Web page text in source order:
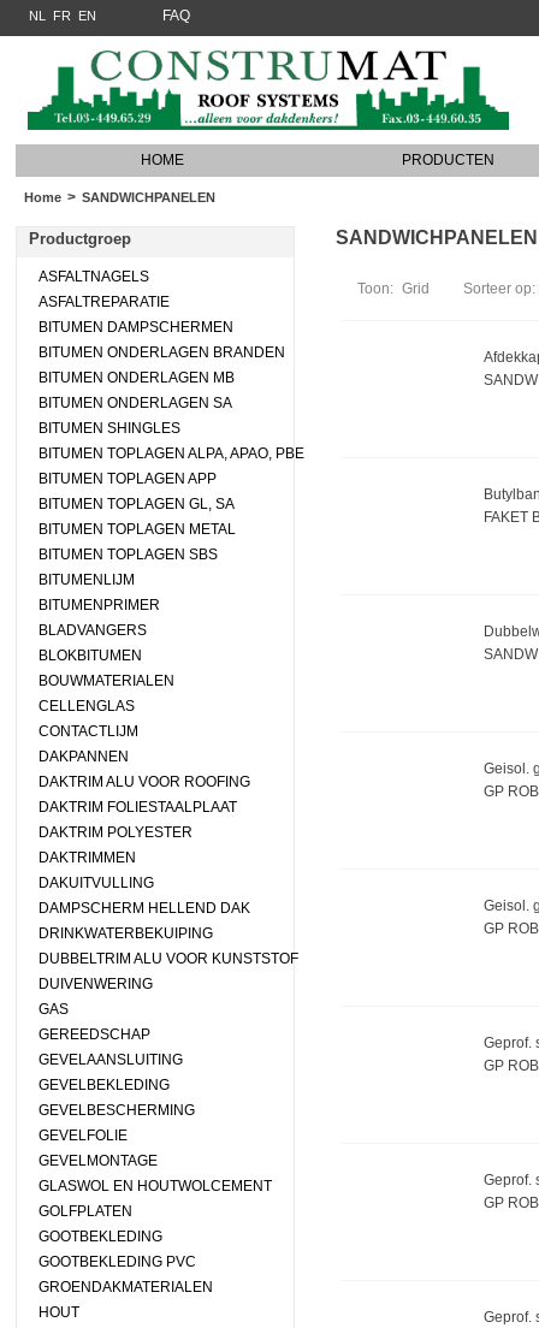
NL FR EN FAQ
HOME PRODUCTEN
Home > SANDWICHPANELEN
Productgroep
ASFALTNAGELS
ASFALTREPARATIE
BITUMEN DAMPSCHERMEN
BITUMEN ONDERLAGEN BRANDEN
BITUMEN ONDERLAGEN MB
BITUMEN ONDERLAGEN SA
BITUMEN SHINGLES
BITUMEN TOPLAGEN ALPA, APAO, PBE
BITUMEN TOPLAGEN APP
BITUMEN TOPLAGEN GL, SA
BITUMEN TOPLAGEN METAL
BITUMEN TOPLAGEN SBS
BITUMENLIJM
BITUMENPRIMER
BLADVANGERS
BLOKBITUMEN
BOUWMATERIALEN
CELLENGLAS
CONTACTLIJM
DAKPANNEN
DAKTRIM ALU VOOR ROOFING
DAKTRIM FOLIESTAALPLAAT
DAKTRIM POLYESTER
DAKTRIMMEN
DAKUITVULLING
DAMPSCHERM HELLEND DAK
DRINKWATERBEKUIPING
DUBBELTRIM ALU VOOR KUNSTSTOF
DUIVENWERING
GAS
GEREEDSCHAP
GEVELAANSLUITING
GEVELBEKLEDING
GEVELBESCHERMING
GEVELFOLIE
GEVELMONTAGE
GLASWOL EN HOUTWOLCEMENT
GOLFPLATEN
GOOTBEKLEDING
GOOTBEKLEDING PVC
GROENDAKMATERIALEN
HOUT
Toon: Grid Sorteer op:
FAKET
Geisol.
GP
Geisol.
GP
Geprof.
GP
Geprof.
GP
Geprof.